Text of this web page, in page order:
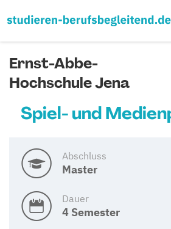
Ernst-Abbe-
Hochschule Jena
Spiel- und
Abschluss
Master
Dauer
4 Semester